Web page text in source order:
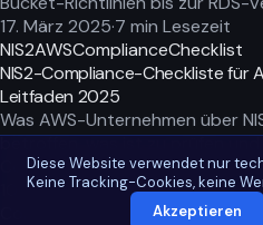
17. März 2025·7 min Lesezeit
NIS2AWSComplianceChecklist
NIS2-Compliance-Checkliste für
Leitfaden 2025
Was AWS-Unternehmen über
betroffen, was ist zu prüfen
Compliance — bevor es der
10. März 20258min Lesezeit
— EU Cloud
Diese Website verwendet nur
Keine Tracking-Cookies, keine
Akzeptieren